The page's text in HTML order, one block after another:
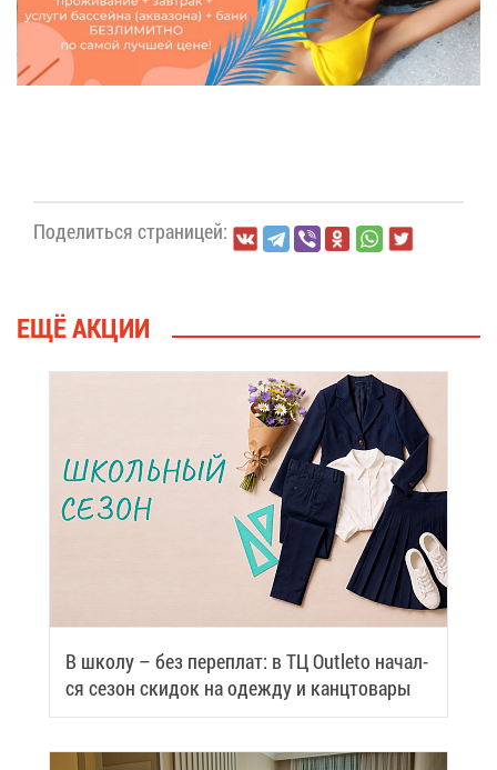
По­де­лить­ся стра­ни­цей:
ЕЩЁ АК­ЦИИ
В шко­лу – без пе­ре­плат: в ТЦ Outleto на­чал­
ся се­зон ски­док на одеж­ду и канц­то­ва­ры